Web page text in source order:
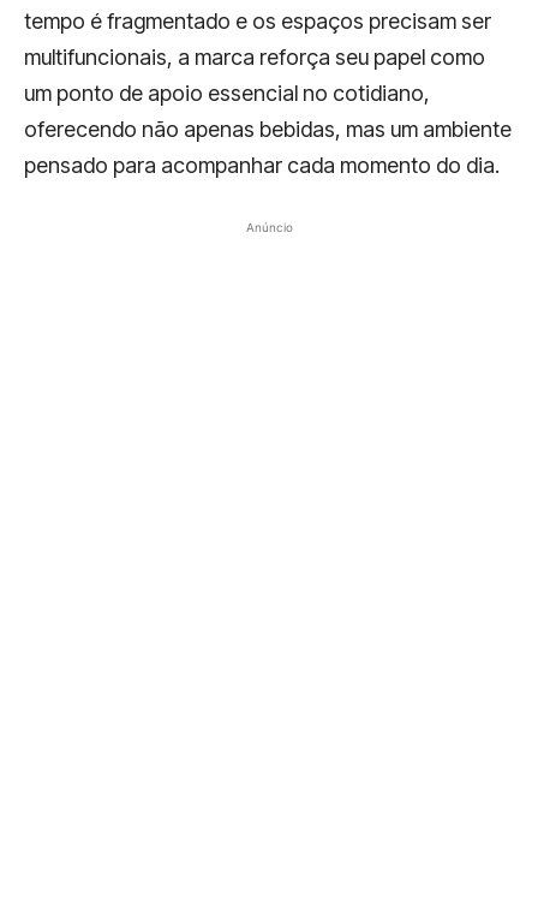
tempo é fragmentado e os espaços precisam ser
multifuncionais, a marca reforça seu papel como
um ponto de apoio essencial no cotidiano,
oferecendo não apenas bebidas, mas um ambiente
pensado para acompanhar cada momento do dia.
Anúncio